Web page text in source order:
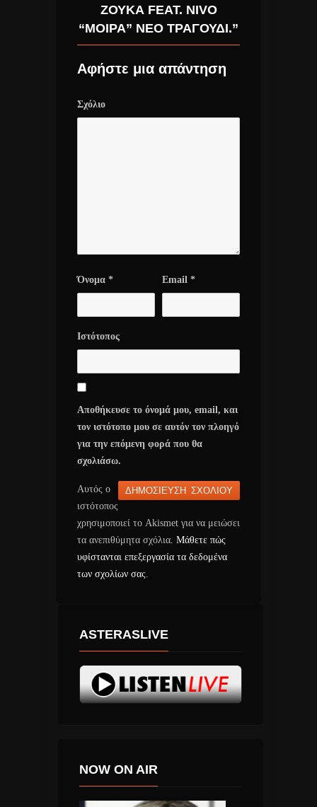
ΖΟΎΚΑ FEAT. NIVO
“ΜΟΊΡΑ” ΝΈΟ ΤΡΑΓΟΎΔΙ.”
Αφήστε μια απάντηση
Σχόλιο
Όνομα * Email *
Ιστότοπος
Αποθήκευσε το όνομά μου, email, και
τον ιστότοπο μου σε αυτόν τον πλοηγό
για την επόμενη φορά που θα
σχολιάσω.
Αυτός ο
ιστότοπος
χρησιμοποιεί το Akismet για να μειώσει
τα ανεπιθύμητα σχόλια. Μάθετε πώς
υφίστανται επεξεργασία τα δεδομένα
των σχολίων σας.
ASTERASLIVE
NOW ON AIR